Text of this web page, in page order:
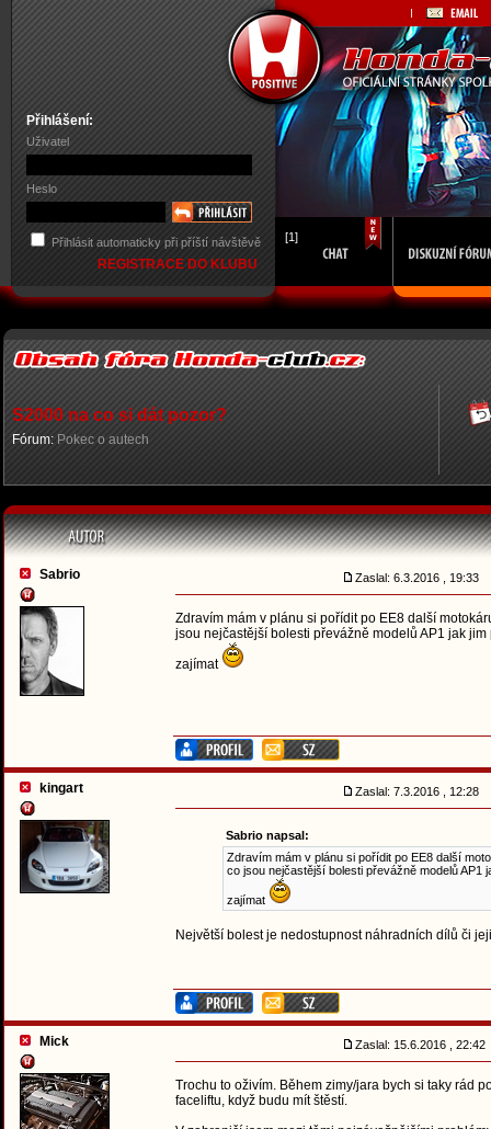
Přihlášení:
Uživatel
Heslo
Přihlásit automaticky při příští návštěvě
REGISTRACE DO KLUBU
[1]
S2000 na co si dát pozor?
Fórum: Pokec o autech
Sabrio Zaslal: 6.3.2016 , 19:33
Zdravím mám v plánu si pořídit po EE8 další
jsou nejčastější bolesti převážně modelů AP1 jak
zajímat
kingart Zaslal: 7.3.2016 , 12:28
Sabrio napsal:
Zdravím mám v plánu si pořídit po EE8 další
co jsou nejčastější bolesti převážně modelů
zajímat
Největší bolest je nedostupnost náhradních dílů či
Mick Zaslal: 15.6.2016 , 22:42
Trochu to oživím. Během zimy/jara bych si taky rád
faceliftu, když budu mít štěstí.